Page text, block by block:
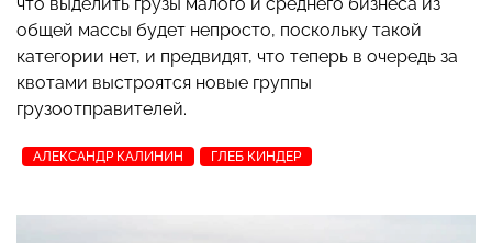
общей массы будет непросто, поскольку такой
категории нет, и предвидят, что теперь в очередь за
квотами выстроятся новые группы
грузоотправителей.
АЛЕКСАНДР КАЛИНИН ГЛЕБ КИНДЕР